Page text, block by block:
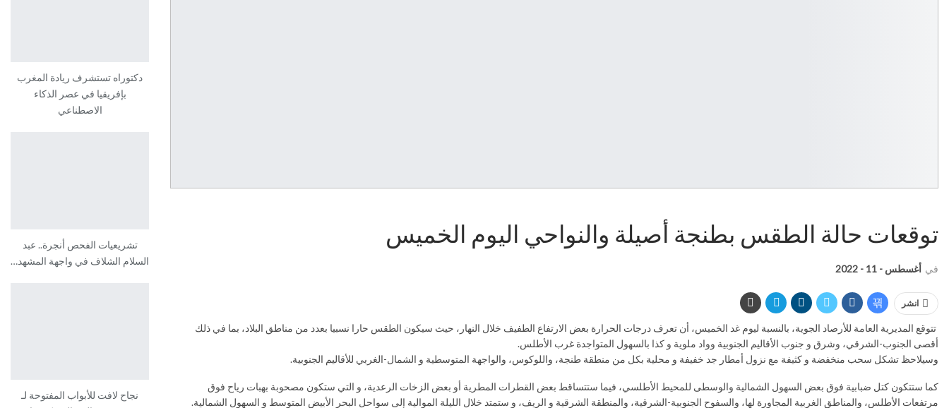
توقعات حالة الطقس بطنجة أصيلة والنواحي اليوم الخميس
في أغسطس - 11 - 2022
انشر
تتوقع المديرية العامة للأرصاد الجوية، بالنسبة ليوم غد الخميس، أن تعرف درجات الحرارة بعض الارتفاع الطفيف خلال النهار، حيث سيكون الطقس حارا نسبيا بعدد من مناطق البلاد، بما في ذلك
أقصى الجنوب-الشرقي، وشرق و جنوب الأقاليم الجنوبية وواد ملوية و كذا بالسهول المتواجدة غرب الأطلس.
وسيلاحظ تشكل سحب منخفضة و كثيفة مع نزول أمطار جد خفيفة و محلية بكل من منطقة طنجة، واللوكوس، والواجهة المتوسطية و الشمال-الغربي للأقاليم الجنوبية.
كما ستتكون كتل ضبابية فوق بعض السهول الشمالية والوسطى للمحيط الأطلسي، فيما ستتساقط بعض القطرات المطرية أو بعض الزخات الرعدية، و التي ستكون مصحوبة بهبات رياح فوق
مرتفعات الأطلس، والمناطق الغربية المجاورة لها، والسفوح الجنوبية-الشرقية، والمنطقة الشرقية و الريف، و ستمتد خلال الليلة الموالية إلى سواحل البحر الأبيض المتوسط و السهول الشمالية.
دكتوراه تستشرف ريادة المغرب
بإفريقيا في عصر الذكاء
الاصطناعي
تشريعيات الفحص أنجرة.. عبد
السلام الشلاف في واجهة المشهد…
نجاح لافت للأبواب المفتوحة لـ